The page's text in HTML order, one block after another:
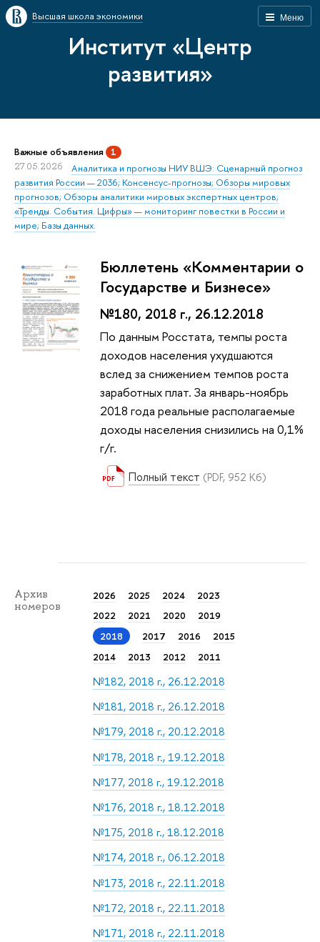
Меню
Высшая школа экономики
Институт «Центр
развития»
Важные объявления 1
27.05.2026
Аналитика и прогнозы НИУ ВШЭ: Сценарный прогноз
развития России — 2036; Консенсус-прогнозы; Обзоры мировых
прогнозов; Обзоры аналитики мировых экспертных центров;
«Тренды. События. Цифры» — мониторинг повестки в России и
мире; Базы данных.
Бюллетень «Комментарии о
Государстве и Бизнесе»
№180, 2018 г., 26.12.2018
По данным Росстата, темпы роста
доходов населения ухудшаются
вслед за снижением темпов роста
заработных плат. За январь-ноябрь
2018 года реальные располагаемые
доходы населения снизились на 0,1%
г/г.
Полный текст (PDF, 952 Кб)
Архив
номеров
2026 2025 2024
2023
2022
2021 2020
2019
2018
2017 2016
2015
2014
2013 2012 2011
№182, 2018 г., 26.12.2018
№181, 2018 г., 26.12.2018
№179, 2018 г., 20.12.2018
№178, 2018 г., 19.12.2018
№177, 2018 г., 19.12.2018
№176, 2018 г., 18.12.2018
№175, 2018 г., 18.12.2018
№174, 2018 г., 06.12.2018
№173, 2018 г., 22.11.2018
№172, 2018 г., 22.11.2018
№171, 2018 г., 22.11.2018